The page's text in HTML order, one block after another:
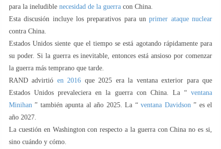
para la ineludible necesidad de la guerra con China.
Esta discusión incluye los preparativos para unprimer ataque nuclear
contra China.
Estados Unidos siente que el tiempo se está agotando rápidamente para
su poder. Si la guerra es inevitable, entonces está ansioso por comenzar
la guerra más temprano que tarde.
RAND advirtió en 2016 que 2025 era la ventana exterior para que
Estados Unidos prevaleciera en la guerra con China. La “ ventana
Minihan ” también apunta al año 2025. La “ventana Davidson ” es el
año 2027.
La cuestión en Washington con respecto a la guerra con China no es si,
sino cuándo y cómo.